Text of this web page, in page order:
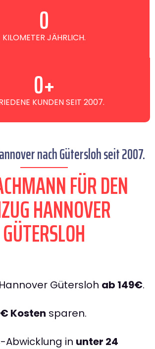
KILOMETER JÄHRLICH.
0
KUNDEN SEIT 2007.
0+
nach Gütersloh seit 2007.
FÜR DEN
HANNOVER
GÜTERSLOH
Gütersloh ab 149€.
Kosten sparen.
Abwicklung in unter 24